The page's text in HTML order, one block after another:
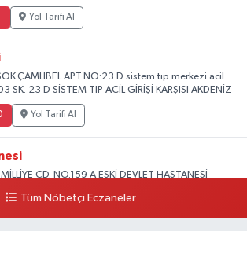
Yol Tarifi Al
APT.NO:23 D sistem tıp merkezi acil
SK. 23 D SİSTEM TIP ACİL GİRİŞİ KARŞISI AKDENİZ
Yol Tarifi Al
CD. NO.159 A ESKİ DEVLET HASTANESİ
Tüm Nöbetçi Eczaneler